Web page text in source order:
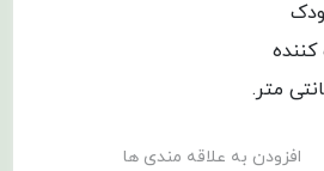
افزودن به علاقه مندی ها